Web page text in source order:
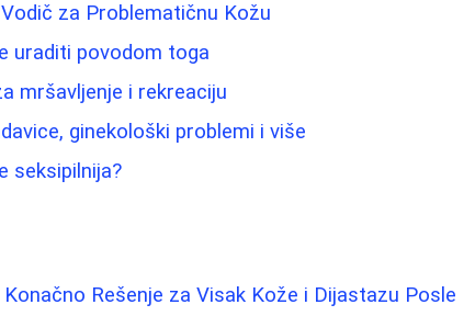
za Problematičnu Kožu
uraditi povodom toga
mršavljenje i rekreaciju
ginekološki problemi i više
seksipilnija?
Rešenje za Visak Kože i Dijastazu Posle